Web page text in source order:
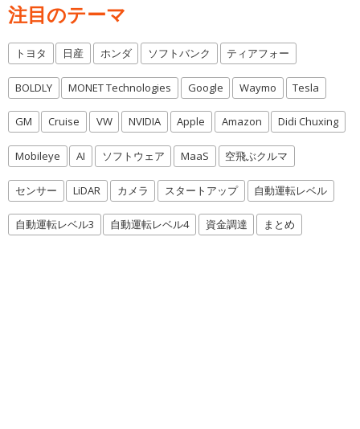
注目のテーマ
トヨタ 日産 ホンダ ソフトバンク ティアフォー
BOLDLY MONET Technologies Google Waymo Tesla
GM Cruise VW NVIDIA Apple Amazon Didi Chuxing
Mobileye AI ソフトウェア MaaS 空飛ぶクルマ
センサー LiDAR カメラ スタートアップ 自動運転レベル
自動運転レベル3 自動運転レベル4 資金調達 まとめ